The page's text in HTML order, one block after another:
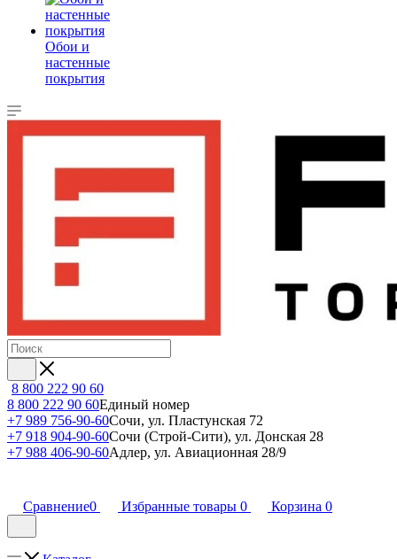
Обои и
настенные
покрытия
8 800 222 90 60
8 800 222 90 60Единый номер
+7 989 756-90-60Сочи, ул. Пластунская 72
+7 918 904-90-60Сочи (Строй-Сити), ул. Донская 28
+7 988 406-90-60Адлер, ул. Авиационная 28/9
Сравнение0 Избранные товары 0 Корзина 0